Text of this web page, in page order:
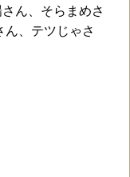
ん、そらまめさ
ん、テツじゃさ